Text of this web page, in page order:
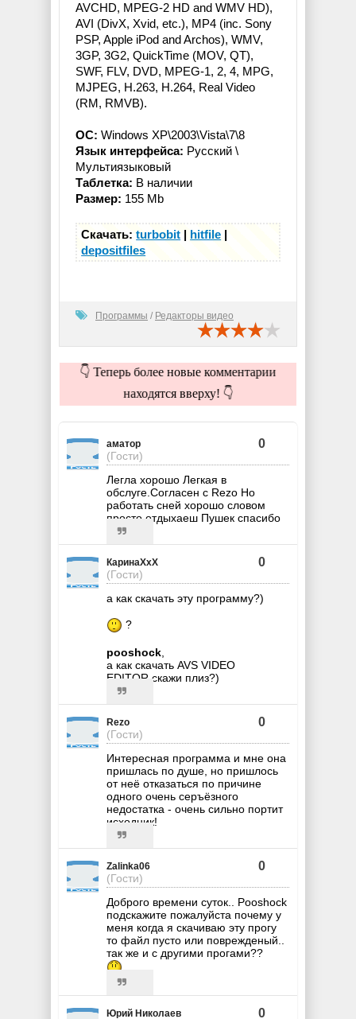
AVCHD, MPEG-2 HD and WMV HD),
AVI (DivX, Xvid, etc.), MP4 (inc. Sony
PSP, Apple iPod and Archos), WMV,
3GP, 3G2, QuickTime (MOV, QT),
SWF, FLV, DVD, MPEG-1, 2, 4, MPG,
MJPEG, H.263, H.264, Real Video
(RM, RMVB).
ОС: Windows XP\2003\Vista\7\8
Язык интерфейса: Русский \
Мультиязыковый
Таблетка: В наличии
Размер: 155 Mb
Скачать:turbobit | hitfile |
depositfiles
Программы / Редакторы видео
👇 Теперь более новые комментарии
находятся вверху! 👇
аматор
(Гости)
0
Легла хорошо Легкая в
обслуге.Согласен с Rezo Но
работать сней хорошо словом
просто отдыхаеш Пушек спасибо
КаринаХхХ
(Гости)
0
а как скачать эту программу?)
?
pooshock,
а как скачать AVS VIDEO
EDITOR,скажи плиз?)
Rezo
(Гости)
0
Интересная программа и мне она
пришлась по душе, но пришлось
от неё отказаться по причине
одного очень серъёзного
недостатка - очень сильно портит
исходник!
Zalinka06
(Гости)
0
Доброго времени суток.. Pooshock
подскажите пожалуйста почему у
меня когда я скачиваю эту прогу
то файл пусто или поврежденый..
так же и с другими прогами??
Юрий Николаев 0